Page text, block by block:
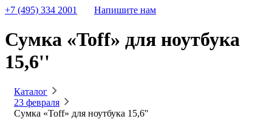
+7 (495) 334 2001
Напишите нам
Сумка «Toff» для ноутбука
15,6''
Каталог
23 февраля
Сумка «Toff» для ноутбука 15,6''